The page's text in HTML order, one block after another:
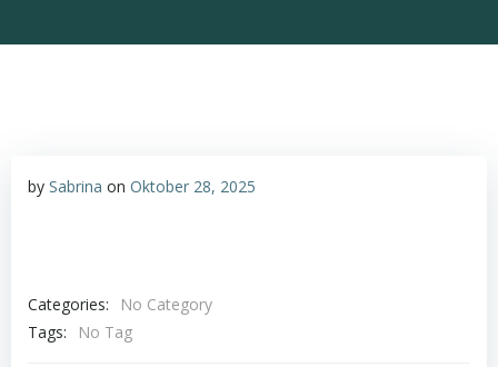
by Sabrina on Oktober 28, 2025
Categories:
No Category
Tags:
No Tag